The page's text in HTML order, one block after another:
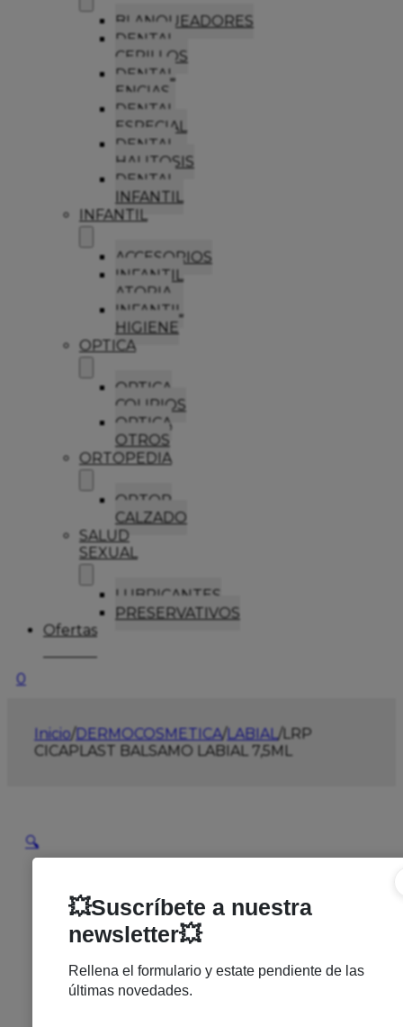
BLANQUEADORES
DENTAL
CEPILLOS
DENTAL
ENCIAS
DENTAL
ESPECIAL
DENTAL
HALITOSIS
DENTAL
INFANTIL
INFANTIL
ACCESORIOS
INFANTIL
ATOPIA
INFANTIL
HIGIENE
OPTICA
OPTICA
COLIRIOS
OPTICA
OTROS
ORTOPEDIA
ORTOP
CALZADO
SALUD
SEXUAL
LUBRICANTES
PRESERVATIVOS
Ofertas
0
Inicio/DERMOCOSMETICA/LABIAL/LRP
CICAPLAST BALSAMO LABIAL 7,5ML
🔍